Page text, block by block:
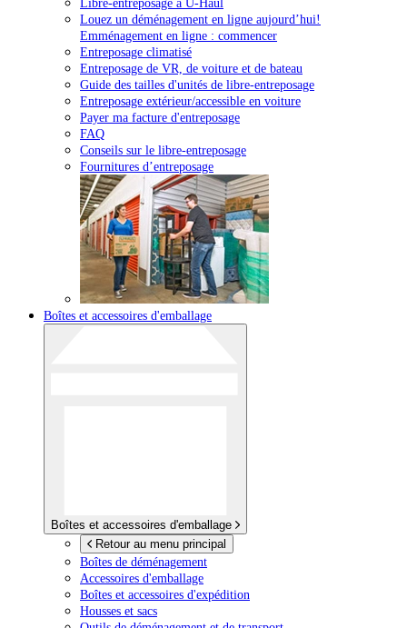
Louez un déménagement en ligne aujourd’hui!
Emménagement en ligne : commencer
Entreposage climatisé
Entreposage de VR, de voiture et de bateau
Guide des tailles d'unités de libre-entreposage
Entreposage extérieur/accessible en voiture
Payer ma facture d'entreposage
FAQ
Conseils sur le libre-entreposage
Fournitures d’entreposage
Boîtes et accessoires d'emballage
Boîtes et accessoires d'emballage
Retour au menu principal
Boîtes de déménagement
Accessoires d'emballage
Boîtes et accessoires d'expédition
Housses et sacs